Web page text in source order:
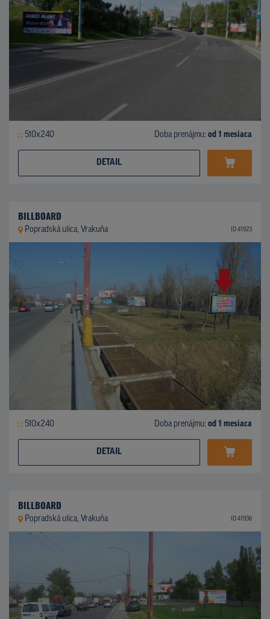
510x240 Doba prenájmu: od 1 mesiaca
DETAIL
BILLBOARD
Popradská ulica, Vrakuňa ID 41923
510x240 Doba prenájmu: od 1 mesiaca
DETAIL
BILLBOARD
Popradská ulica, Vrakuňa ID 41936